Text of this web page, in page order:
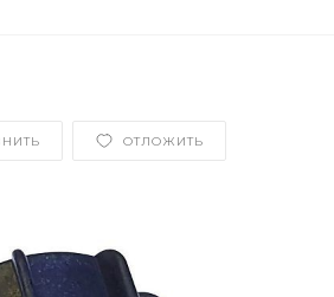
ОТЛОЖИТЬ